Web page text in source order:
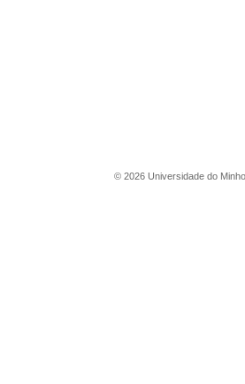
© 2026 Universidade do